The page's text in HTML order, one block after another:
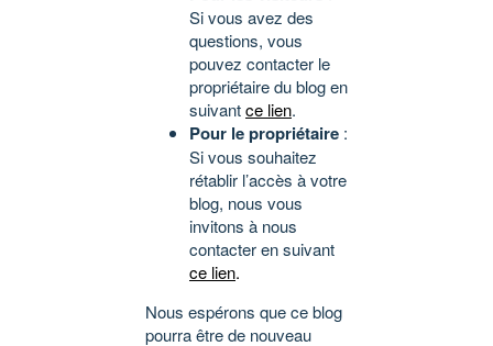
Si vous avez des
questions, vous
pouvez contacter le
propriétaire du blog en
suivantce lien.
Pour le propriétaire :
Si vous souhaitez
rétablir l’accès à votre
blog, nous vous
invitons à nous
contacter en suivant
ce lien.
Nous espérons que ce blog
pourra être de nouveau